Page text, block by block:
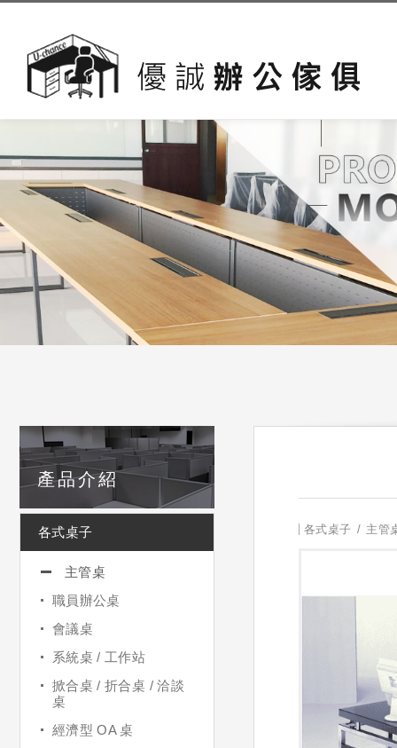
產品介紹
各式桌子
主管桌
職員辦公桌
會議桌
系統桌 / 工作站
掀合桌 / 折合桌 / 洽談
桌
經濟型 OA 桌
各式桌子 主管